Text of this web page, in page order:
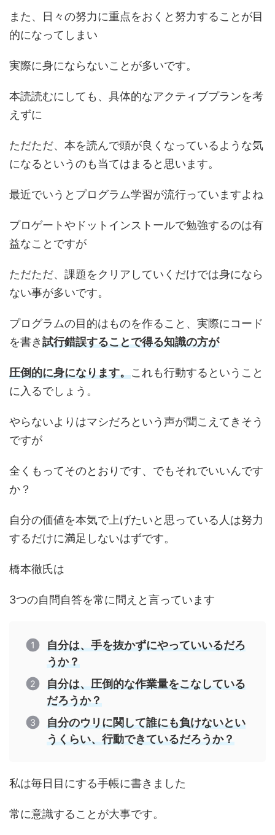
また、日々の努力に重点をおくと努力することが目
的になってしまい
実際に身にならないことが多いです。
本読読むにしても、具体的なアクティブプランを考
えずに
ただただ、本を読んで頭が良くなっているような気
になるというのも当てはまると思います。
最近でいうとプログラム学習が流行っていますよね
プロゲートやドットインストールで勉強するのは有
益なことですが
ただただ、課題をクリアしていくだけでは身になら
ない事が多いです。
プログラムの目的はものを作ること、実際にコード
を書き試行錯誤することで得る知識の方が
圧倒的に身になります。これも行動するということ
に入るでしょう。
やらないよりはマシだろという声が聞こえてきそう
ですが
全くもってそのとおりです、でもそれでいいんです
か？
自分の価値を本気で上げたいと思っている人は努力
するだけに満足しないはずです。
橋本徹氏は
3つの自問自答を常に問えと言っています
自分は、手を抜かずにやっていいるだろ
うか？
自分は、圧倒的な作業量をこなしている
だろうか？
自分のウリに関して誰にも負けないとい
うくらい、行動できているだろうか？
私は毎日目にする手帳に書きました
常に意識することが大事です。